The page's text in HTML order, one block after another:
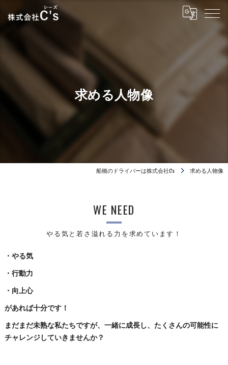
求める人物像
船橋のドライバーは株式会社C's 求める人物像
やる気と若さ溢れる力を求めています！
WE NEED
・やる気
・行動力
・向上心
があれば十分です！
まだまだ未熟な私たちですが、一緒に成長し、たくさんの可能性に
チャレンジしていきませんか？